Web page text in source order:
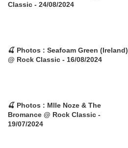
Classic - 24/08/2024
🍒 Photos : Seafoam Green (Ireland)
@ Rock Classic - 16/08/2024
🍒 Photos : Mlle Noze & The
Bromance @ Rock Classic -
19/07/2024